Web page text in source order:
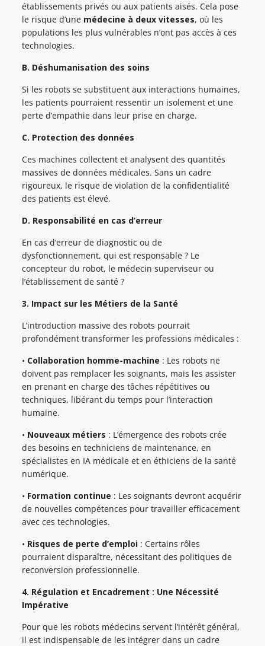
établissements privés ou aux patients aisés. Cela pose
le risque d’une médecine à deux vitesses, où les
populations les plus vulnérables n’ont pas accès à ces
technologies.
B. Déshumanisation des soins
Si les robots se substituent aux interactions humaines,
les patients pourraient ressentir un isolement et une
perte d’empathie dans leur prise en charge.
C. Protection des données
Ces machines collectent et analysent des quantités
massives de données médicales. Sans un cadre
rigoureux, le risque de violation de la confidentialité
des patients est élevé.
D. Responsabilité en cas d’erreur
En cas d’erreur de diagnostic ou de
dysfonctionnement, qui est responsable ? Le
concepteur du robot, le médecin superviseur ou
l’établissement de santé ?
3. Impact sur les Métiers de la Santé
L’introduction massive des robots pourrait
profondément transformer les professions médicales :
• Collaboration homme-machine : Les robots ne
doivent pas remplacer les soignants, mais les assister
en prenant en charge des tâches répétitives ou
techniques, libérant du temps pour l’interaction
humaine.
• Nouveaux métiers : L’émergence des robots crée
des besoins en techniciens de maintenance, en
spécialistes en IA médicale et en éthiciens de la santé
numérique.
• Formation continue : Les soignants devront acquérir
de nouvelles compétences pour travailler efficacement
avec ces technologies.
• Risques de perte d’emploi : Certains rôles
pourraient disparaître, nécessitant des politiques de
reconversion professionnelle.
4. Régulation et Encadrement : Une Nécessité
Impérative
Pour que les robots médecins servent l’intérêt général,
il est indispensable de les intégrer dans un cadre